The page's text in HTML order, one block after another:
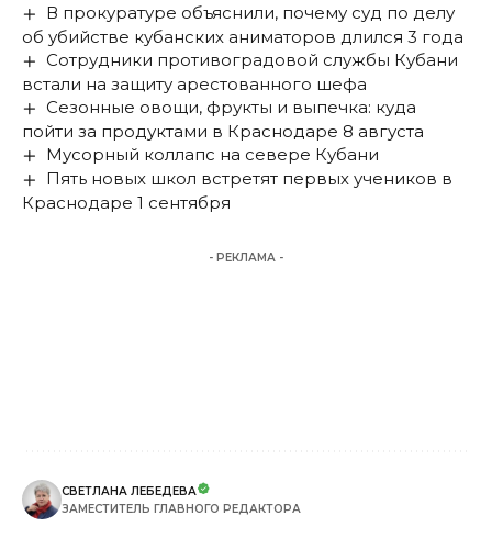
В прокуратуре объяснили, почему суд по делу
об убийстве кубанских аниматоров длился 3 года
Сотрудники противоградовой службы Кубани
встали на защиту арестованного шефа
Сезонные овощи, фрукты и выпечка: куда
пойти за продуктами в Краснодаре 8 августа
Мусорный коллапс на севере Кубани
Пять новых школ встретят первых учеников в
Краснодаре 1 сентября
- РЕКЛАМА -
СВЕТЛАНА ЛЕБЕДЕВА
ЗАМЕСТИТЕЛЬ ГЛАВНОГО РЕДАКТОРА